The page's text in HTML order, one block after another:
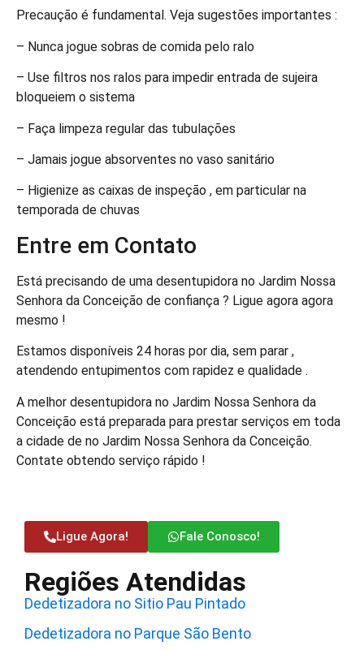
Precaução é fundamental. Veja sugestões importantes :
– Nunca jogue sobras de comida pelo ralo
– Use filtros nos ralos para impedir entrada de sujeira
bloqueiem o sistema
– Faça limpeza regular das tubulações
– Jamais jogue absorventes no vaso sanitário
– Higienize as caixas de inspeção , em particular na
temporada de chuvas
Entre em Contato
Está precisando de uma desentupidora no Jardim Nossa
Senhora da Conceição de confiança ? Ligue agora agora
mesmo !
Estamos disponíveis 24 horas por dia, sem parar ,
atendendo entupimentos com rapidez e qualidade .
A melhor desentupidora no Jardim Nossa Senhora da
Conceição está preparada para prestar serviços em toda
a cidade de no Jardim Nossa Senhora da Conceição.
Contate obtendo serviço rápido !
Ligue Agora! Fale Conosco!
Regiões Atendidas
Dedetizadora no Sitio Pau Pintado
Dedetizadora no Parque São Bento